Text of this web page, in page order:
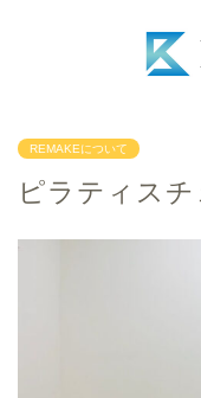
REMAKEについて
ピラティス